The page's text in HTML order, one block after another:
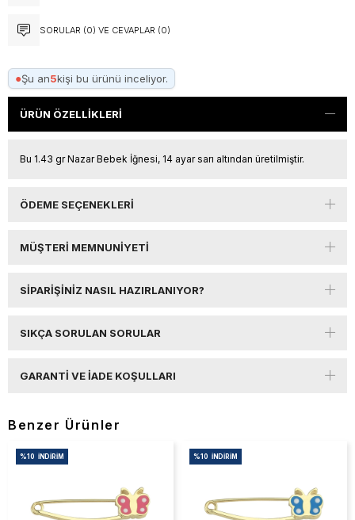
SORULAR (0) VE CEVAPLAR (0)
●Şu an5kişi bu ürünü inceliyor.
ÜRÜN ÖZELLIKLERI
Bu 1.43 gr Nazar Bebek İğnesi, 14 ayar sarı altından üretilmiştir.
ÖDEME SEÇENEKLERI
MÜŞTERI MEMNUNIYETI
SIPARIŞINIZ NASIL HAZIRLANIYOR?
SIKÇA SORULAN SORULAR
GARANTI VE İADE KOŞULLARI
Benzer Ürünler
%10 İNDIRIM %10 İNDIRIM